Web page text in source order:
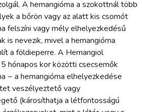
A hemangióma a szokottnál több
a bőrön vagy az alatt kis csomót
felszíni vagy mély elhelyezkedésű
is nevezik, mivel a hemangióma
a földieperre. A Hemangiol
hónapos kor közötti csecsemők
− a hemangióma elhelyezkedése
veszélyeztető vagy
(károsíthatja a létfontosságú